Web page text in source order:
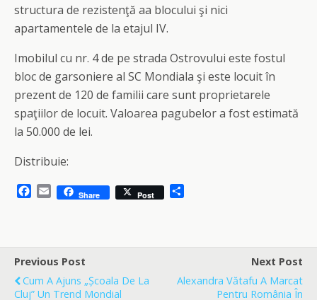
structura de rezistenţă aa blocului şi nici
apartamentele de la etajul IV.
Imobilul cu nr. 4 de pe strada Ostrovului este fostul
bloc de garsoniere al SC Mondiala şi este locuit în
prezent de 120 de familii care sunt proprietarele
spaţiilor de locuit. Valoarea pagubelor a fost estimată
la 50.000 de lei.
Distribuie:
b
o
o
k
E
l
Share Post
e
Previous Post
Cum A Ajuns „Școala De La
Cluj” Un Trend Mondial
Next Post
Alexandra Vătafu A Marcat
Pentru România În